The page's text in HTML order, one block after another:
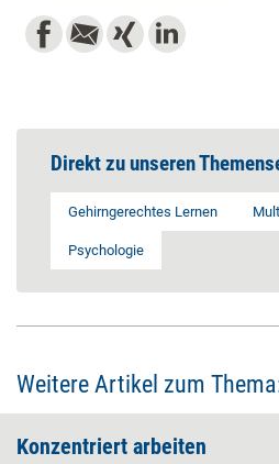
Direkt zu unseren
Gehirngerechtes Lernen
Psychologie
Weitere Artikel zum
Konzentriert arbeiten